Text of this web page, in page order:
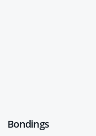
Bondings